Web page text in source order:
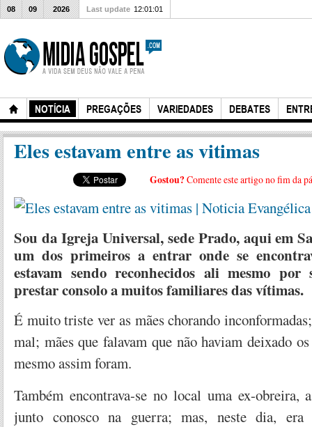
NOTÍCIA PREGAÇÕES VARIEDADES DEBATES
08 09 2026 Last update 12:01:01
Eles estavam entre as vitimas
Gostou? Comente este artigo no fim da
Sou da Igreja Universal, sede Prado, aqui em
um dos primeiros a entrar onde se
estavam sendo reconhecidos ali mesmo por
prestar consolo a muitos familiares das vítimas.
É muito triste ver as mães chorando
mal; mães que falavam que não haviam deixado
mesmo assim foram.
Também encontrava-se no local uma ex-obreira,
junto conosco na guerra; mas, neste dia, era